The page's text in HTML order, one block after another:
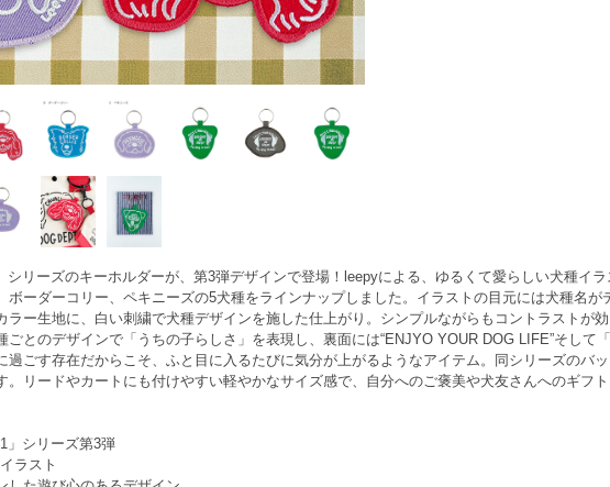
シリーズのキーホルダーが、第3弾デザインで登場！leepyによる、ゆるくて愛らしい犬種イ
ボーダーコリー、ペキニーズの5犬種をラインナップしました。イラストの目元には犬種名
ラー生地に、白い刺繍で犬種デザインを施した仕上がり。シンプルながらもコントラストが
ごとのデザインで「うちの子らしさ」を表現し、裏面には“ENJYO YOUR DOG LIFE”そして
過ごす存在だからこそ、ふと目に入るたびに気分が上がるようなアイテム。同シリーズのバ
。リードやカートにも付けやすい軽やかなサイズ感で、自分へのご褒美や犬友さんへのギフ
」シリーズ第3弾
ラスト